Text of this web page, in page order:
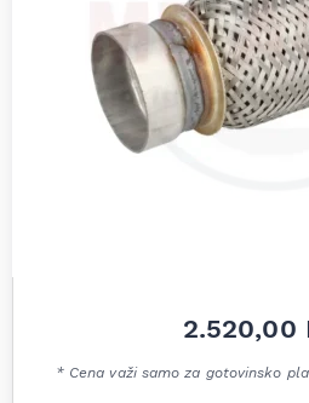
2.520,00
* Cena važi samo za gotovinsko